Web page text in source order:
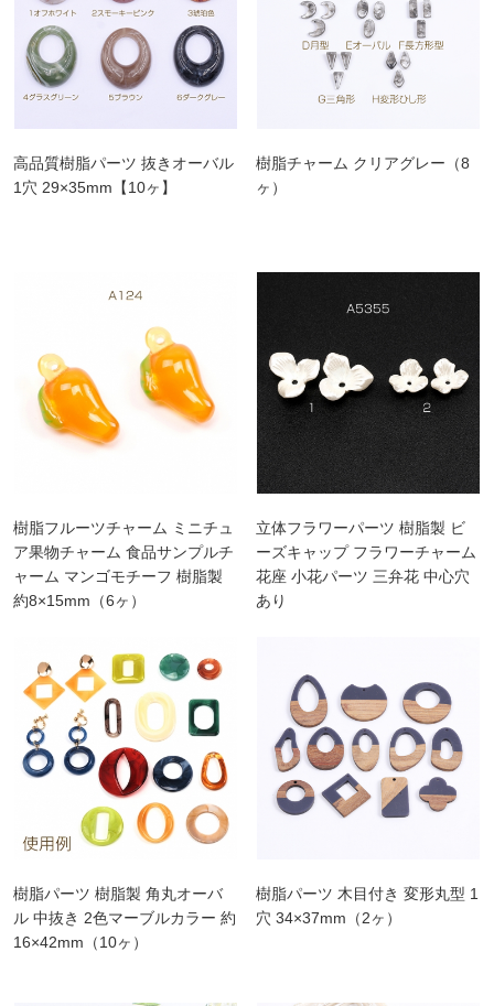
高品質樹脂パーツ 抜きオーバル
1穴 29×35mm【10ヶ】
樹脂チャーム クリアグレー（8
ヶ）
樹脂フルーツチャーム ミニチュ
ア果物チャーム 食品サンプルチ
ャーム マンゴモチーフ 樹脂製
約8×15mm（6ヶ）
立体フラワーパーツ 樹脂製 ビ
ーズキャップ フラワーチャーム
花座 小花パーツ 三弁花 中心穴
あり
樹脂パーツ 樹脂製 角丸オーバ
ル 中抜き 2色マーブルカラー 約
16×42mm（10ヶ）
樹脂パーツ 木目付き 変形丸型 1
穴 34×37mm（2ヶ）